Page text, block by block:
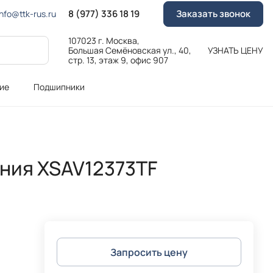
rus.ru 8 (977) 336 18 19 Заказать звонок
107023 г. Москва,
Большая Семёновская ул., 40,
стр. 13, этаж 9, офис 907
УЗНАТЬ ЦЕНУ
Подшипники
XSAV12373TF
Запросить цену